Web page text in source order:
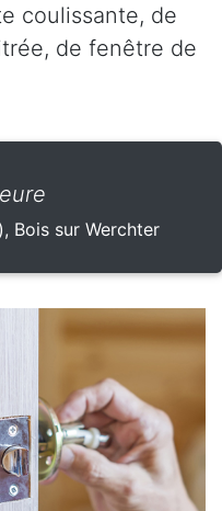
coulissante, de
de fenêtre de
Bois sur Werchter